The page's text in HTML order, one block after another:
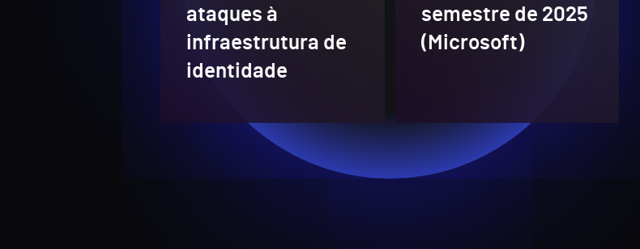
ataques à
infraestrutura de
identidade
semestre de 2025
(Microsoft)